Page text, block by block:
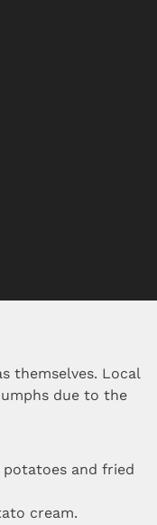
themselves. Local
due to the
and fried
cream.